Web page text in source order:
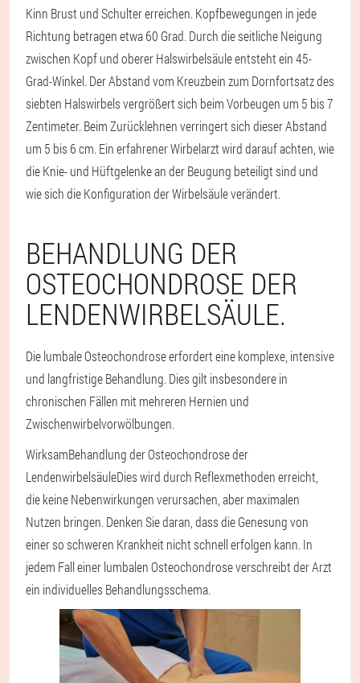
Kinn Brust und Schulter erreichen. Kopfbewegungen in jede
Richtung betragen etwa 60 Grad. Durch die seitliche Neigung
zwischen Kopf und oberer Halswirbelsäule entsteht ein 45-
Grad-Winkel. Der Abstand vom Kreuzbein zum Dornfortsatz des
siebten Halswirbels vergrößert sich beim Vorbeugen um 5 bis 7
Zentimeter. Beim Zurücklehnen verringert sich dieser Abstand
um 5 bis 6 cm. Ein erfahrener Wirbelarzt wird darauf achten, wie
die Knie- und Hüftgelenke an der Beugung beteiligt sind und
wie sich die Konfiguration der Wirbelsäule verändert.
BEHANDLUNG DER
OSTEOCHONDROSE DER
LENDENWIRBELSÄULE.
Die lumbale Osteochondrose erfordert eine komplexe, intensive
und langfristige Behandlung. Dies gilt insbesondere in
chronischen Fällen mit mehreren Hernien und
Zwischenwirbelvorwölbungen.
WirksamBehandlung der Osteochondrose der
LendenwirbelsäuleDies wird durch Reflexmethoden erreicht,
die keine Nebenwirkungen verursachen, aber maximalen
Nutzen bringen. Denken Sie daran, dass die Genesung von
einer so schweren Krankheit nicht schnell erfolgen kann. In
jedem Fall einer lumbalen Osteochondrose verschreibt der Arzt
ein individuelles Behandlungsschema.